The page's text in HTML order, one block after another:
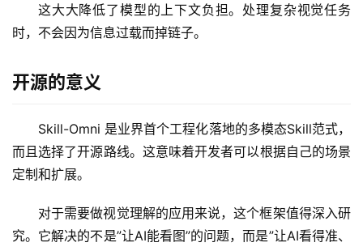
应
行
业
文
这大大降低了模型的上下文负担。处理复杂视觉任务
时，不会因为信息过载而掉链子。
开源的意义
Skill-Omni 是业界首个工程化落地的多模态Skill范式，
而且选择了开源路线。这意味着开发者可以根据自己的场景
定制和扩展。
对于需要做视觉理解的应用来说，这个框架值得深入研
究。它解决的不是”让AI能看图”的问题，而是”让AI看得准、